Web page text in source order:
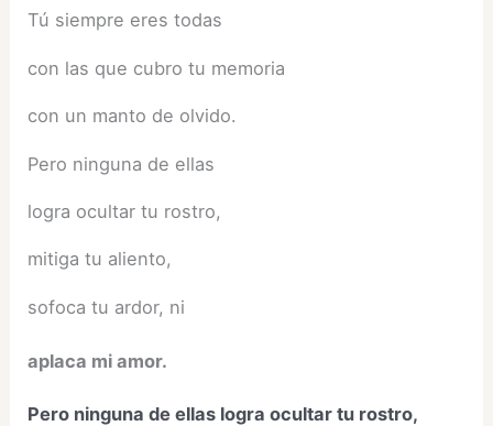
Tú siempre eres todas
con las que cubro tu memoria
con un manto de olvido.
Pero ninguna de ellas
logra ocultar tu rostro,
mitiga tu aliento,
sofoca tu ardor, ni
aplaca mi amor.
Pero ninguna de ellas logra ocultar tu rostro,